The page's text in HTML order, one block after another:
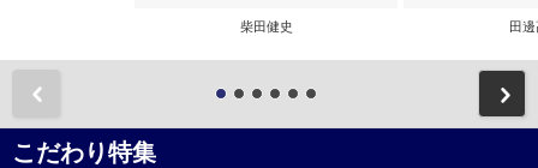
柴田健史 田
こだわり特集